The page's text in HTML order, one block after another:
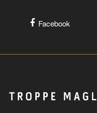
Facebook